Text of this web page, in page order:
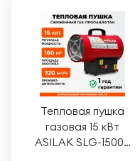
Тепловая пушка
газовая 15 кВт
ASILAK SLG-15000